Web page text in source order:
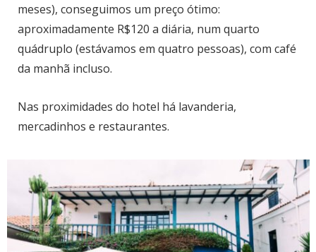
meses), conseguimos um preço ótimo:
aproximadamente R$120 a diária, num quarto
quádruplo (estávamos em quatro pessoas), com café
da manhã incluso.
Nas proximidades do hotel há lavanderia,
mercadinhos e restaurantes.